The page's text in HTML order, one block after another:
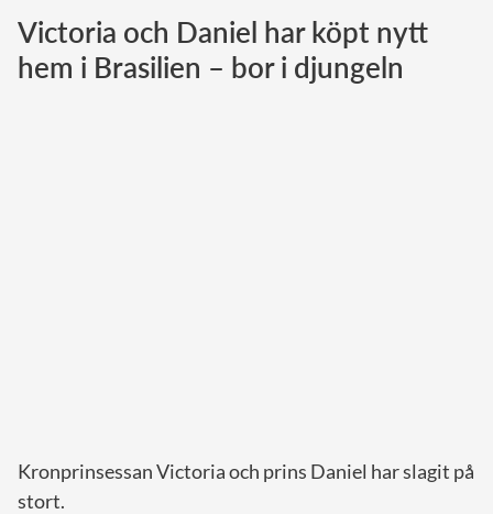
Norska kungahuset
Danska kungahuset
Victoria och Daniel har köpt nytt
hem i Brasilien – bor i djungeln
Kronprinsessan Victoria och prins Daniel har slagit på
stort.